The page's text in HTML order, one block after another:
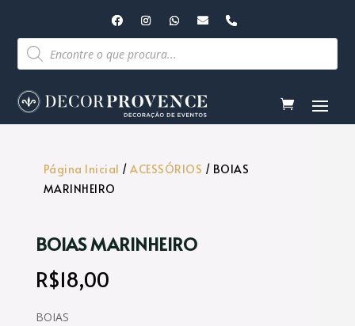
Pesquisar
produtos
Página Inicial /ACESSÓRIOS / BOIAS
MARINHEIRO
BOIAS MARINHEIRO
R$18,00
BOIAS